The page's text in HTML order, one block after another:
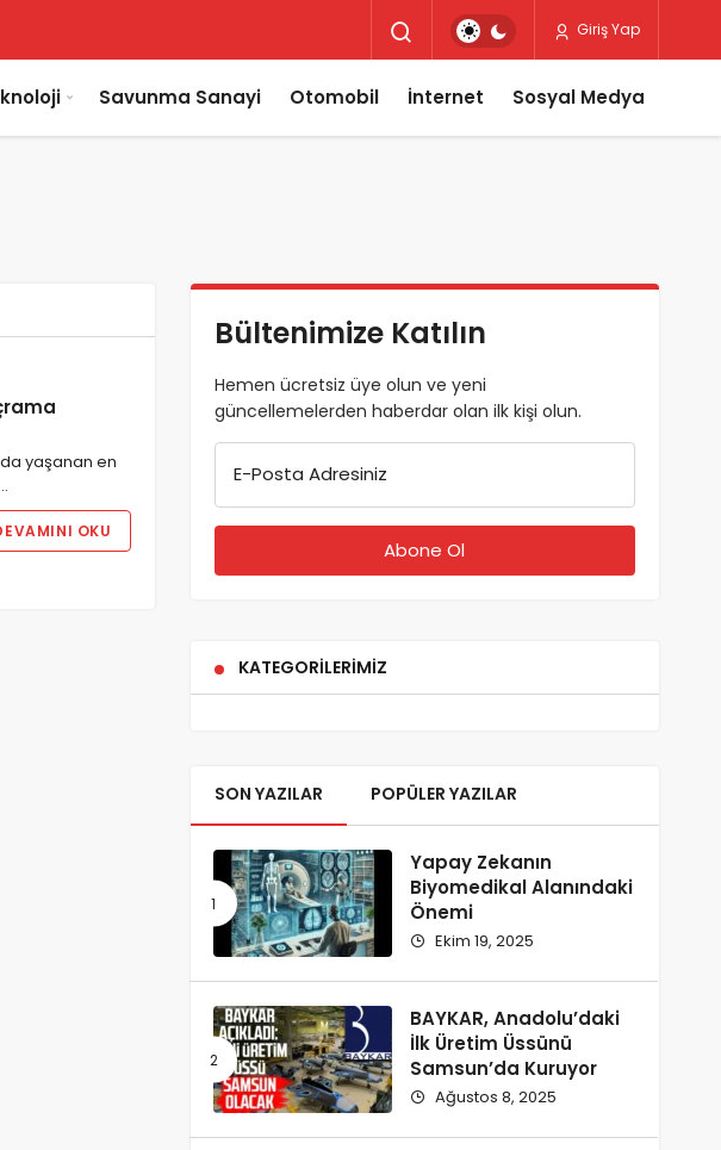
Giriş Yap
Savunma Sanayi Otomobil İnternet Sosyal Medya
yaşanan en
OKU
Bültenimize Katılın
Hemen ücretsiz üye olun ve yeni
güncellemelerden haberdar olan ilk kişi olun.
E-Posta Adresiniz
KATEGORILERIMIZ
SON YAZILAR POPÜLER YAZILAR
Yapay Zekanın
Biyomedikal Alanındaki
Önemi
Ekim 19, 2025
BAYKAR, Anadolu’daki
İlk Üretim Üssünü
Samsun’da Kuruyor
Ağustos 8, 2025